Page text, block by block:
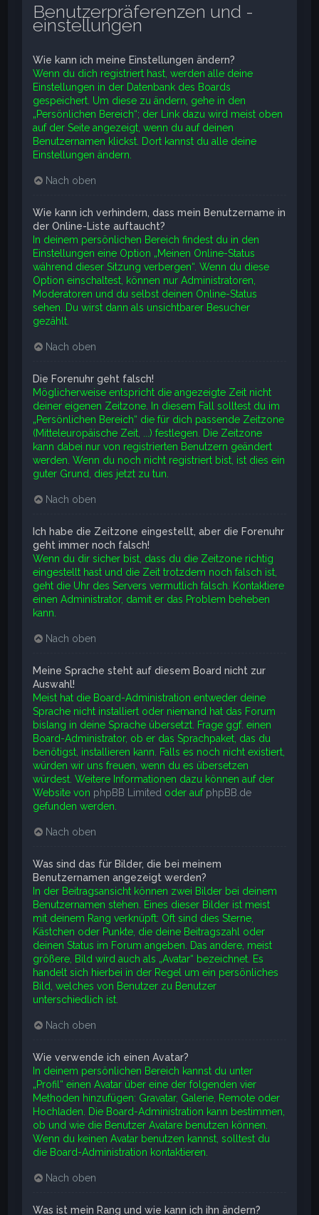
Benutzerpräferenzen und -
einstellungen
Wie kann ich meine Einstellungen ändern?
Wenn du dich registriert hast, werden alle deine
Einstellungen in der Datenbank des Boards
gespeichert. Um diese zu ändern, gehe in den
„Persönlichen Bereich“; der Link dazu wird meist oben
auf der Seite angezeigt, wenn du auf deinen
Benutzernamen klickst. Dort kannst du alle deine
Einstellungen ändern.
Nach oben
Wie kann ich verhindern, dass mein Benutzername in
der Online-Liste auftaucht?
In deinem persönlichen Bereich findest du in den
Einstellungen eine Option „Meinen Online-Status
während dieser Sitzung verbergen“. Wenn du diese
Option einschaltest, können nur Administratoren,
Moderatoren und du selbst deinen Online-Status
sehen. Du wirst dann als unsichtbarer Besucher
gezählt.
Nach oben
Die Forenuhr geht falsch!
Möglicherweise entspricht die angezeigte Zeit nicht
deiner eigenen Zeitzone. In diesem Fall solltest du im
„Persönlichen Bereich“ die für dich passende Zeitzone
(Mitteleuropäische Zeit, ...) festlegen. Die Zeitzone
kann dabei nur von registrierten Benutzern geändert
werden. Wenn du noch nicht registriert bist, ist dies ein
guter Grund, dies jetzt zu tun.
Nach oben
Ich habe die Zeitzone eingestellt, aber die Forenuhr
geht immer noch falsch!
Wenn du dir sicher bist, dass du die Zeitzone richtig
eingestellt hast und die Zeit trotzdem noch falsch ist,
geht die Uhr des Servers vermutlich falsch. Kontaktiere
einen Administrator, damit er das Problem beheben
kann.
Nach oben
Meine Sprache steht auf diesem Board nicht zur
Auswahl!
Meist hat die Board-Administration entweder deine
Sprache nicht installiert oder niemand hat das Forum
bislang in deine Sprache übersetzt. Frage ggf. einen
Board-Administrator, ob er das Sprachpaket, das du
benötigst, installieren kann. Falls es noch nicht existiert,
würden wir uns freuen, wenn du es übersetzen
würdest. Weitere Informationen dazu können auf der
Website von phpBB Limited oder auf phpBB.de
gefunden werden.
Nach oben
Was sind das für Bilder, die bei meinem
Benutzernamen angezeigt werden?
In der Beitragsansicht können zwei Bilder bei deinem
Benutzernamen stehen. Eines dieser Bilder ist meist
mit deinem Rang verknüpft: Oft sind dies Sterne,
Kästchen oder Punkte, die deine Beitragszahl oder
deinen Status im Forum angeben. Das andere, meist
größere, Bild wird auch als „Avatar“ bezeichnet. Es
handelt sich hierbei in der Regel um ein persönliches
Bild, welches von Benutzer zu Benutzer
unterschiedlich ist.
Nach oben
Wie verwende ich einen Avatar?
In deinem persönlichen Bereich kannst du unter
„Profil“ einen Avatar über eine der folgenden vier
Methoden hinzufügen: Gravatar, Galerie, Remote oder
Hochladen. Die Board-Administration kann bestimmen,
ob und wie die Benutzer Avatare benutzen können.
Wenn du keinen Avatar benutzen kannst, solltest du
die Board-Administration kontaktieren.
Nach oben
Was ist mein Rang und wie kann ich ihn ändern?